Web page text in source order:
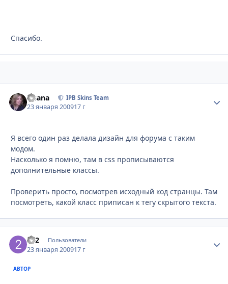
Спасибо.
Fisana IPB Skins Team
23 января 200917 г
Я всего один раз делала дизайн для форума с таким
модом.
Насколько я помню, там в css прописываются
дополнительные классы.
Проверить просто, посмотрев исходный код странцы. Там
посмотреть, какой класс приписан к тегу скрытого текста.
2x2 Пользователи
23 января 200917 г
АВТОР